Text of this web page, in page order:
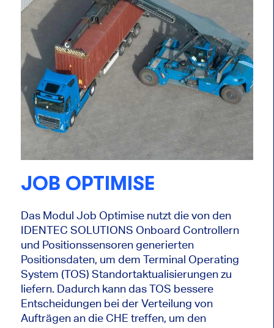
JOB OPTIMISE
Das Modul Job Optimise nutzt die von den
IDENTEC SOLUTIONS Onboard Controllern
und Positionssensoren generierten
Positionsdaten, um dem Terminal Operating
System (TOS) Standortaktualisierungen zu
liefern. Dadurch kann das TOS bessere
Entscheidungen bei der Verteilung von
Aufträgen an die CHE treffen, um den